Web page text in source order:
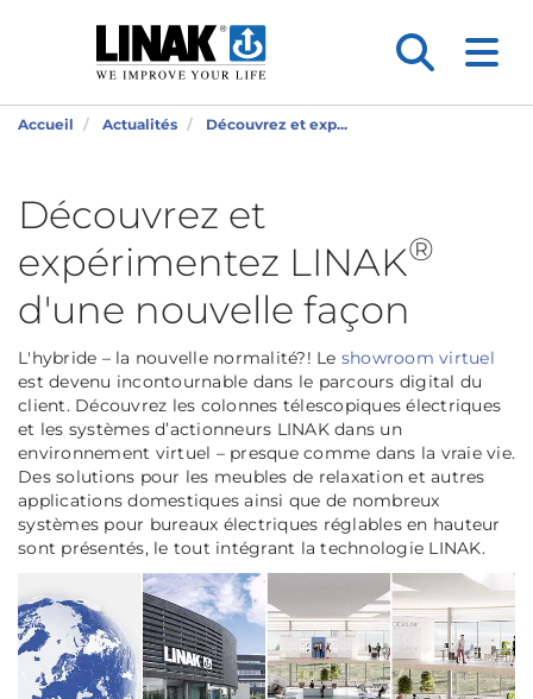
Accueil Actualités Découvrez et exp...
Découvrez et
expérimentez LINAK®
d'une nouvelle façon
L'hybride – la nouvelle normalité?! Le showroom virtuel
est devenu incontournable dans le parcours digital du
client. Découvrez les colonnes télescopiques électriques
et les systèmes d’actionneurs LINAK dans un
environnement virtuel – presque comme dans la vraie vie.
Des solutions pour les meubles de relaxation et autres
applications domestiques ainsi que de nombreux
systèmes pour bureaux électriques réglables en hauteur
sont présentés, le tout intégrant la technologie LINAK.